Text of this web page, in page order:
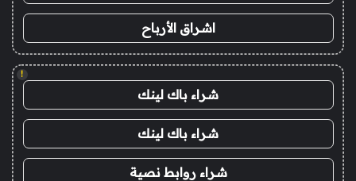
اشراق الأرباح
!
شراء باك لينك
شراء باك لينك
شراء روابط نصية